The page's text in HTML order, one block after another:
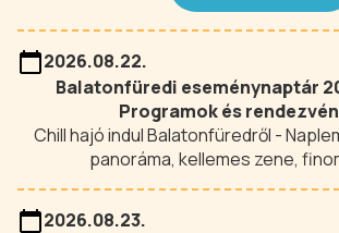
2026.08.22.
Balatonfüredi eseménynaptár
Programok és
Chill hajó indul Balatonfüredről -
panoráma, kellemes zene,
2026.08.23.